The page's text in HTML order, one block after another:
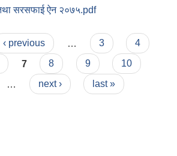
सरसफाई ऐन २०७५.pdf
‹ previous 3
4
7 8 9
10
next › last »